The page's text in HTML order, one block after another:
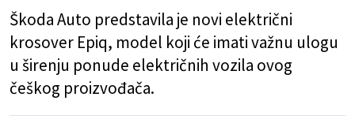
Škoda Auto predstavila je novi električni
krosover Epiq, model koji će imati važnu ulogu
u širenju ponude električnih vozila ovog
češkog proizvođača.